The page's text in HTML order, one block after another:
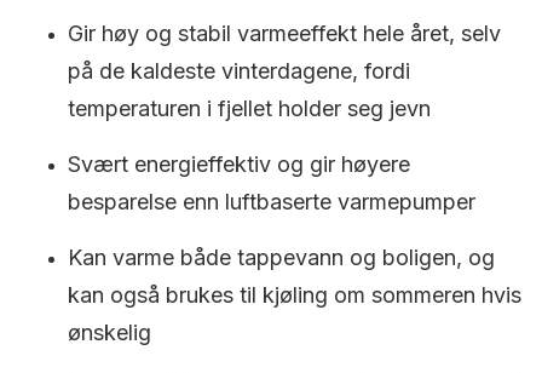
Gir høy og stabil varmeeffekt hele året, selv
på de kaldeste vinterdagene, fordi
temperaturen i fjellet holder seg jevn
Svært energieffektiv og gir høyere
besparelse enn luftbaserte varmepumper
Kan varme både tappevann og boligen, og
kan også brukes til kjøling om sommeren hvis
ønskelig